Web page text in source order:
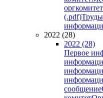
оргкомитет
(.pdf)Труды
2022 (28)
2022 (28)
Первое
сообщение